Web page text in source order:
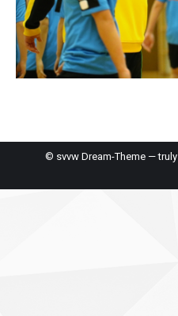
© svvw Dream-Theme — truly